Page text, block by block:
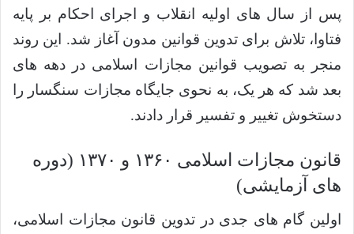
پس از سال های اولیه انقلاب و اجرای احکام بر پایه
فتاوا، تلاش برای تدوین قوانین مدون آغاز شد. این روند
منجر به تصویب قوانین مجازات اسلامی در دهه های
بعد شد که هر یک، به نحوی جایگاه مجازات سنگسار را
دستخوش تغییر و تفسیر قرار دادند.
قانون مجازات اسلامی ۱۳۶۰ و ۱۳۷۰ (دوره
های آزمایشی)
اولین گام های جدی در تدوین قانون مجازات اسلامی،